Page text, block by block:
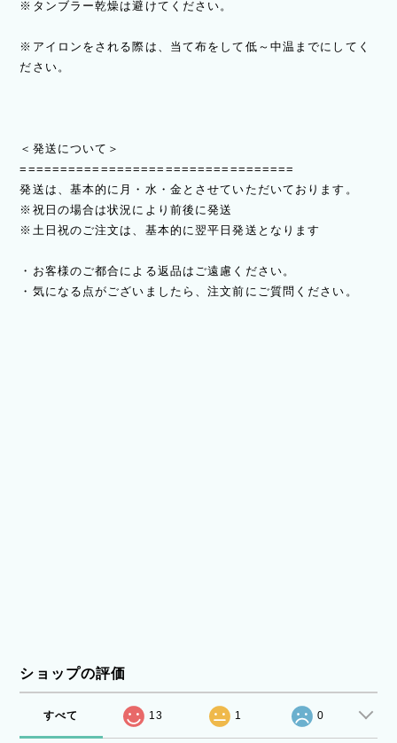
※タンブラー乾燥は避けてください。
※アイロンをされる際は、当て布をして低～中温までにしてく
ださい。
＜発送について＞
==================================
発送は、基本的に月・水・金とさせていただいております。
※祝日の場合は状況により前後に発送
※土日祝のご注文は、基本的に翌平日発送となります
・お客様のご都合による返品はご遠慮ください。
・気になる点がございましたら、注文前にご質問ください。
ショップの評価
すべて 13 1 0